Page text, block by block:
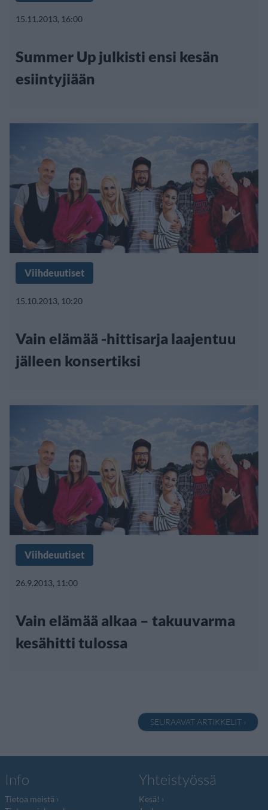
15.11.2013, 16:00
Summer Up julkisti ensi kesän
esiintyjiään
Viihdeuutiset
15.10.2013, 10:20
Vain elämää -hittisarja laajentuu
jälleen konsertiksi
Viihdeuutiset
26.9.2013, 11:00
Vain elämää alkaa – takuuvarma
kesähitti tulossa
SEURAAVAT ARTIKKELIT ›
Info
Tietoa meistä
Yhteistyössä
Kesä!